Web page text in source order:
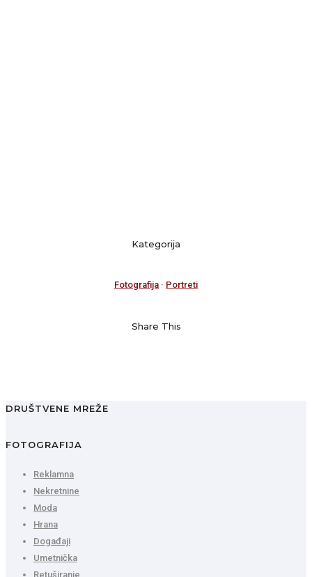
Kategorija
Fotografija · Portreti
Share This
DRUŠTVENE MREŽE
FOTOGRAFIJA
Reklamna
Nekretnine
Moda
Hrana
Događaji
Umetnička
Retuširanje